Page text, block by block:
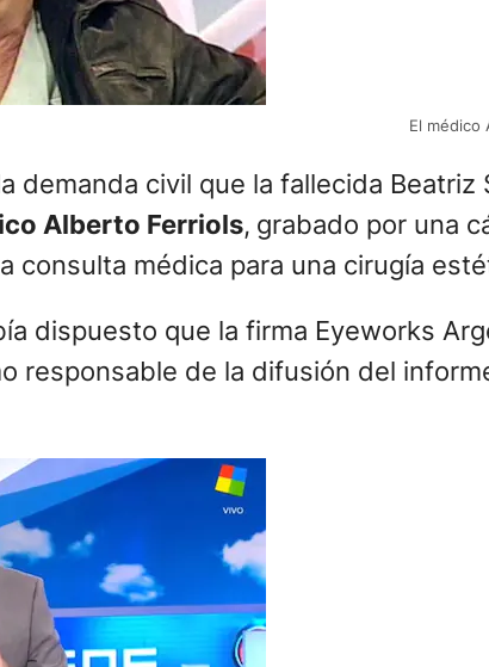
El médico
demanda civil que la fallecida
Alberto Ferriols, grabado por una
consulta médica para una cirugía
dispuesto que la firma Eyeworks
responsable de la difusión del